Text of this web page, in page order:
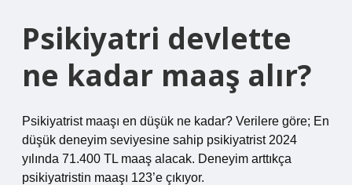
Psikiyatri devlette
ne kadar maaş alır?
Psikiyatrist maaşı en düşük ne kadar? Verilere göre; En
düşük deneyim seviyesine sahip psikiyatrist 2024
yılında 71.400 TL maaş alacak. Deneyim arttıkça
psikiyatristin maaşı 123’e çıkıyor.